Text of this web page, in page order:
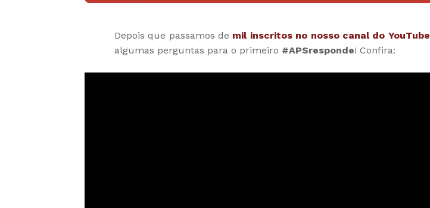
Depois que passamos de mil inscritos no nosso canal do YouTube
algumas perguntas para o primeiro #APSresponde! Confira: